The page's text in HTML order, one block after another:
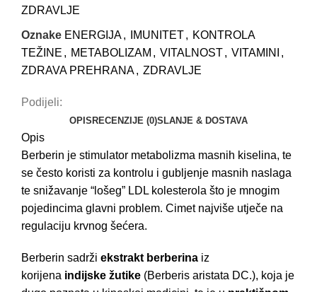
ZDRAVLJE
Oznake ENERGIJA, IMUNITET, KONTROLA
TEŽINE , METABOLIZAM , VITALNOST, VITAMINI ,
ZDRAVA PREHRANA, ZDRAVLJE
Podijeli:
OPIS RECENZIJE (0)SLANJE & DOSTAVA
Opis
Berberin je stimulator metabolizma masnih kiselina, te
se često koristi za kontrolu i gubljenje masnih naslaga
te snižavanje “lošeg” LDL kolesterola što je mnogim
pojedincima glavni problem. Cimet najviše utječe na
regulaciju krvnog šećera.
Berberin sadrži ekstrakt berberina iz
korijena indijske žutike (Berberis aristata DC.), koja je